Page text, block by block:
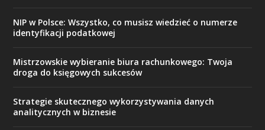
NIP w Polsce: Wszystko, co musisz wiedzieć o numerze
identyfikacji podatkowej
Mistrzowskie wybieranie biura rachunkowego: Twoja
droga do księgowych sukcesów
Strategie skutecznego wykorzystywania danych
analitycznych w biznesie